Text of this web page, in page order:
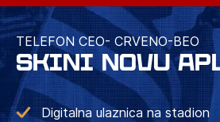
TELEFON CEO- CRVENO-BEO
SKINI NOVU
Digitalna ulaznica na stadion